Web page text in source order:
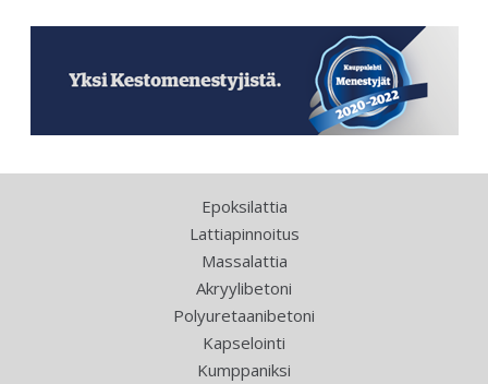
Epoksilattia
Lattiapinnoitus
Massalattia
Akryylibetoni
Polyuretaanibetoni
Kapselointi
Kumppaniksi